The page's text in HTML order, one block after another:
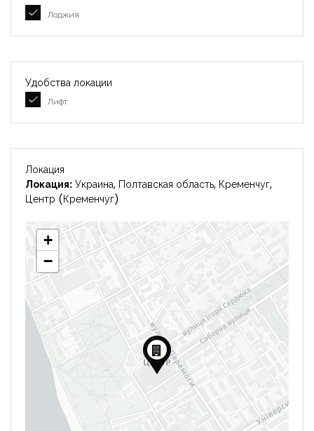
Лоджия
Удобства локации
Лифт
Локация
Локация: Украина, Полтавская область, Кременчуг,
Центр (Кременчуг)
+
−